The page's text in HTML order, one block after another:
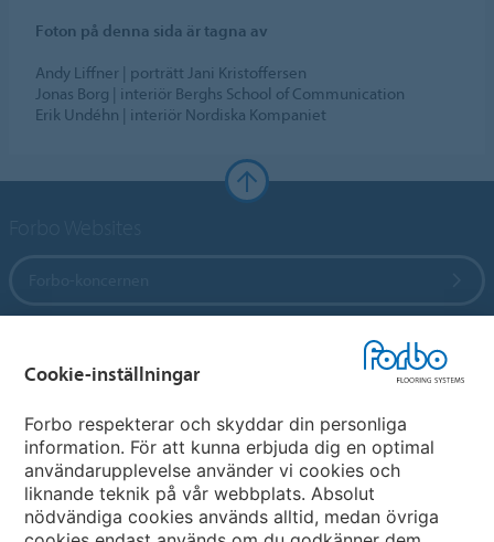
Foton på denna sida är tagna av
Andy Liffner | porträtt Jani Kristoffersen
Jonas Borg | interiör Berghs School of Communication
Erik Undéhn | interiör Nordiska Kompaniet
Välj land
Cookie-inställningar
Forbo respekterar och skyddar din personliga
information. För att kunna erbjuda dig en optimal
användarupplevelse använder vi cookies och
liknande teknik på vår webbplats. Absolut
nödvändiga cookies används alltid, medan övriga